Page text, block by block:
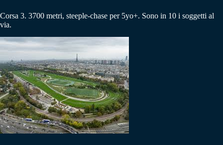
Corsa 3. 3700 metri, steeple-chase per 5yo+. Sono in 10 i soggetti al
via.